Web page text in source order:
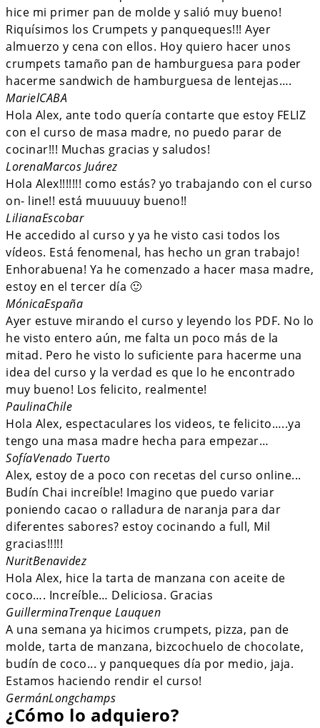
hice mi primer pan de molde y salió muy bueno!
Riquísimos los Crumpets y panqueques!!! Ayer
almuerzo y cena con ellos. Hoy quiero hacer unos
crumpets tamaño pan de hamburguesa para poder
hacerme sandwich de hamburguesa de lentejas….
MarielCABA
Hola Alex, ante todo quería contarte que estoy FELIZ
con el curso de masa madre, no puedo parar de
cocinar!!! Muchas gracias y saludos!
LorenaMarcos Juárez
Hola Alex!!!!!!! como estás? yo trabajando con el curso
on- line!! está muuuuuy bueno!!
LilianaEscobar
He accedido al curso y ya he visto casi todos los
vídeos. Está fenomenal, has hecho un gran trabajo!
Enhorabuena! Ya he comenzado a hacer masa madre,
estoy en el tercer día 🙂
MónicaEspaña
Ayer estuve mirando el curso y leyendo los PDF. No lo
he visto entero aún, me falta un poco más de la
mitad. Pero he visto lo suficiente para hacerme una
idea del curso y la verdad es que lo he encontrado
muy bueno! Los felicito, realmente!
PaulinaChile
Hola Alex, espectaculares los videos, te felicito…..ya
tengo una masa madre hecha para empezar…
SofíaVenado Tuerto
Alex, estoy de a poco con recetas del curso online...
Budín Chai increíble! Imagino que puedo variar
poniendo cacao o ralladura de naranja para dar
diferentes sabores? estoy cocinando a full, Mil
gracias!!!!!
NuritBenavidez
Hola Alex, hice la tarta de manzana con aceite de
coco…. Increíble… Deliciosa. Gracias
GuillerminaTrenque Lauquen
A una semana ya hicimos crumpets, pizza, pan de
molde, tarta de manzana, bizcochuelo de chocolate,
budín de coco... y panqueques día por medio, jaja.
Estamos haciendo rendir el curso!
GermánLongchamps
¿Cómo lo adquiero?